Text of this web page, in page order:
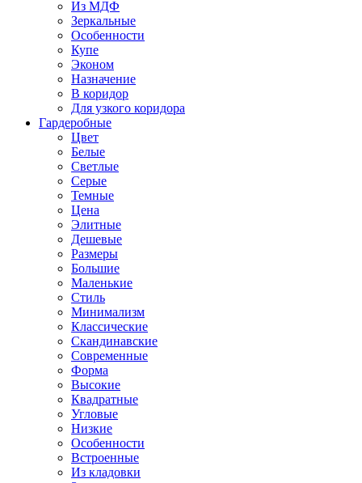
Из МДФ
Зеркальные
Особенности
Купе
Эконом
Назначение
В коридор
Для узкого коридора
Гардеробные
Цвет
Белые
Светлые
Серые
Темные
Цена
Элитные
Дешевые
Размеры
Большие
Маленькие
Стиль
Минимализм
Классические
Скандинавские
Современные
Форма
Высокие
Квадратные
Угловые
Низкие
Особенности
Встроенные
Из кладовки